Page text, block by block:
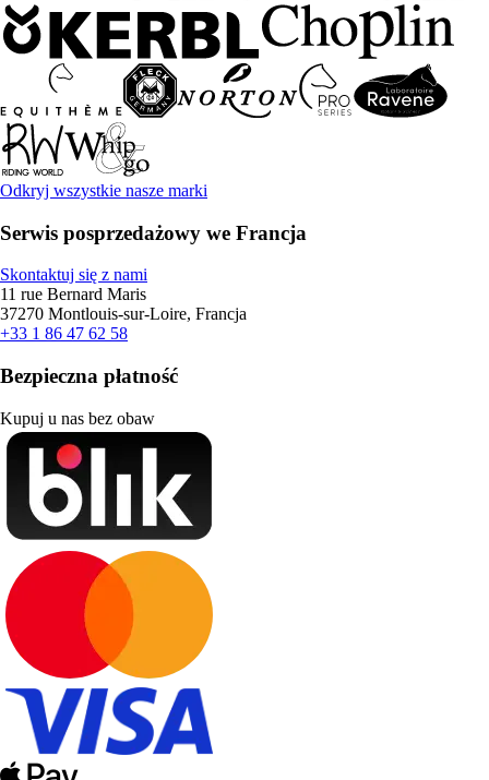
Odkryj wszystkie nasze marki
Serwis posprzedażowy we Francja
Skontaktuj się z nami
11 rue Bernard Maris
37270 Montlouis-sur-Loire, Francja
+33 1 86 47 62 58
Bezpieczna płatność
Kupuj u nas bez obaw